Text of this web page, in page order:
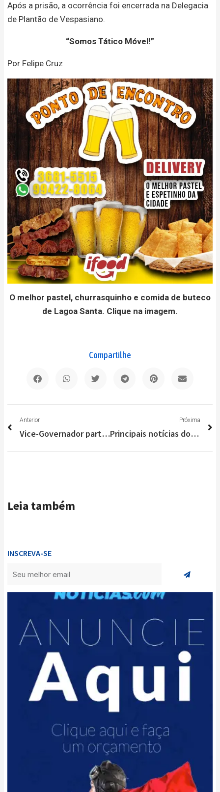
Após a prisão, a ocorrência foi encerrada na Delegacia
de Plantão de Vespasiano.
“Somos Tático Móvel!”
Por Felipe Cruz
O melhor pastel, churrasquinho e comida de buteco
de Lagoa Santa. Clique na imagem.
Compartilhe
Anterior
Vice-Governador participa de palestra para empresários de Pedro Leopoldo
Próxima
Principais notícias do Brasil e do Mundo nesta sexta-feira (24/09)
Leia também
INSCREVA-SE